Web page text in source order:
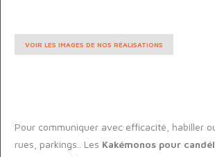
VOIR LES IMAGES DE NOS RÉALISATIONS
Pour communiquer avec efficacité, habiller
rues, parkings.. Les Kakémonos pour